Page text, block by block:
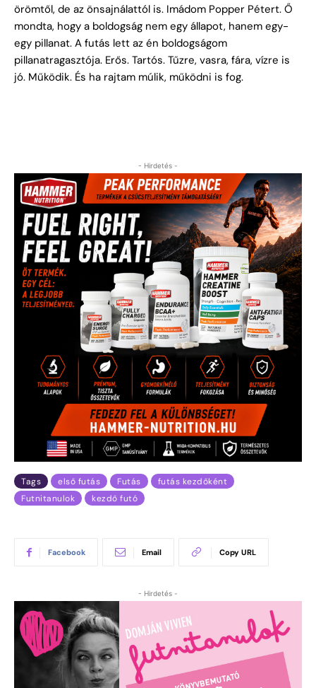
örömtől, de az önsajnálattól is. Imádom Popper Pétert. Ő
mondta, hogy a boldogság nem egy állapot, hanem egy-
egy pillanat. A futás lett az én boldogságom
pillanatragasztója. Erős. Tartós. Tűzre, vasra, fára, vízre is
jó. Működik. És ha rajtam múlik, működni is fog.
- Hirdetés -
Tags első futás Futás
futás kezdőként
Futnitanulok
kezdő futó
Facebook Email Copy URL
- Hirdetés -